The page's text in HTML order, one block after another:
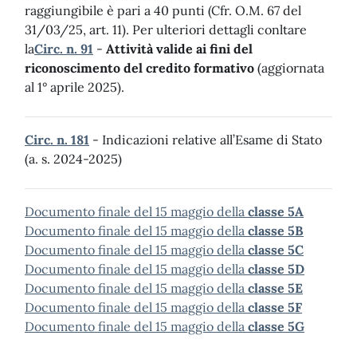
raggiungibile è pari a 40 punti (Cfr. O.M. 67 del
31/03/25, art. 11). Per ulteriori dettagli conltare
laCirc. n. 91 - Attività valide ai fini del
riconoscimento del credito formativo (aggiornata
al 1° aprile 2025).
Circ. n. 181 - Indicazioni relative all’Esame di Stato
(a. s. 2024-2025)
Documento finale del 15 maggio della classe 5A
Documento finale del 15 maggio della classe 5B
Documento finale del 15 maggio della classe 5C
Documento finale del 15 maggio della classe 5D
Documento finale del 15 maggio della classe 5E
Documento finale del 15 maggio della classe 5F
Documento finale del 15 maggio della classe 5G